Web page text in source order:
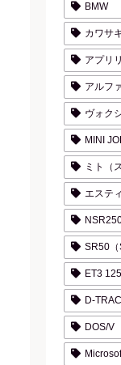
BMW
カワサ
アプリ
アルフ
ヴォク
MINI
ミト（
エステ
SR50（
ET3
D-
DOS/V